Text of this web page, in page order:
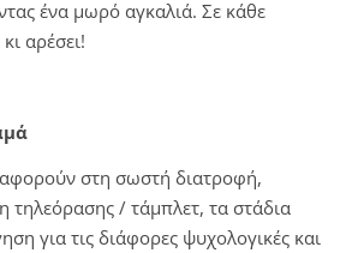
ένα μωρό αγκαλιά. Σε κάθε
αρέσει!
στη σωστή διατροφή,
/ τάμπλετ, τα στάδια
για τις διάφορες ψυχολογικές και